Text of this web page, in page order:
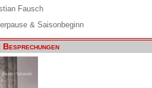
Fausch
& Saisonbeginn
Besprechungen